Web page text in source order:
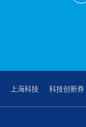
上海科技 科技创新券